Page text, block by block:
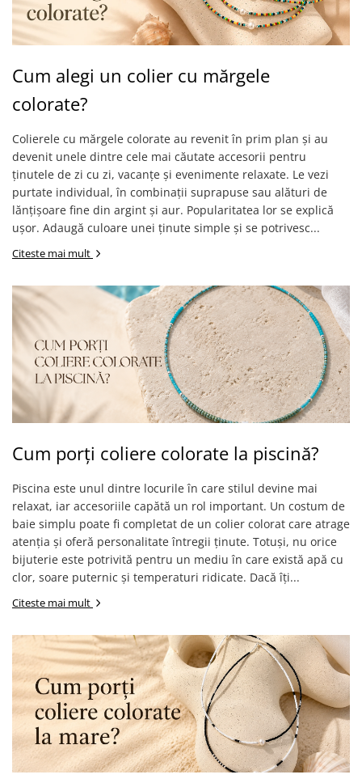
Cum alegi un colier cu mărgele
colorate?
Colierele cu mărgele colorate au revenit în prim plan și au
devenit unele dintre cele mai căutate accesorii pentru
ținutele de zi cu zi, vacanțe și evenimente relaxate. Le vezi
purtate individual, în combinații suprapuse sau alături de
lănțișoare fine din argint și aur. Popularitatea lor se explică
ușor. Adaugă culoare unei ținute simple și se potrivesc...
Citeste mai mult
Cum porți coliere colorate la piscină?
Piscina este unul dintre locurile în care stilul devine mai
relaxat, iar accesoriile capătă un rol important. Un costum de
baie simplu poate fi completat de un colier colorat care atrage
atenția și oferă personalitate întregii ținute. Totuși, nu orice
bijuterie este potrivită pentru un mediu în care există apă cu
clor, soare puternic și temperaturi ridicate. Dacă îți...
Citeste mai mult